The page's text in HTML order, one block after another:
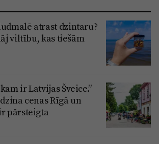
atrast dzintaru?
viltību, kas tiešām
ir Latvijas Šveice.”
cenas Rīgā un
pārsteigta